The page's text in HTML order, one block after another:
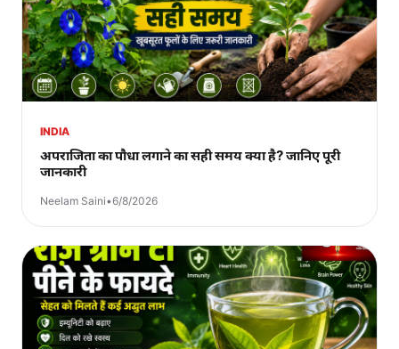
INDIA
अपराजिता का पौधा लगाने का सही समय क्या है? जानिए पूरी
जानकारी
Neelam Saini•6/8/2026